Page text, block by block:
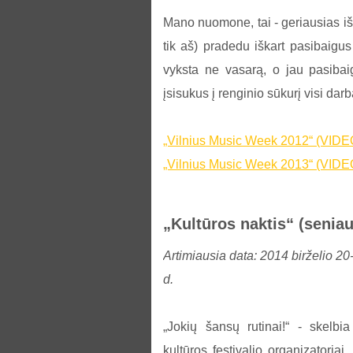
Mano nuomone, tai - geriausias
tik aš) pradedu iškart
vyksta ne vasarą, o jau
įsisukus į renginio sūkurį visi
„Vilnius Music Week 2012“
„Vilnius Music Week 2013“
„Kultūros naktis“
Artimiausia data: 2014 birželio
d.
„Jokių šansų rutinai!“ -
kultūros festivalio organizatoriai.